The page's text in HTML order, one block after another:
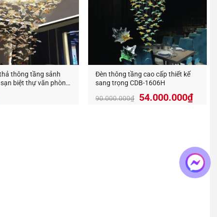
thông tầng sảnh
biệt thự văn phòng
TTA -02
Đèn thông tầng cao cấp thiết kế
sang trọng CDB-1606H
90.000.000₫
Giá
54.000.000₫Giá
hiện